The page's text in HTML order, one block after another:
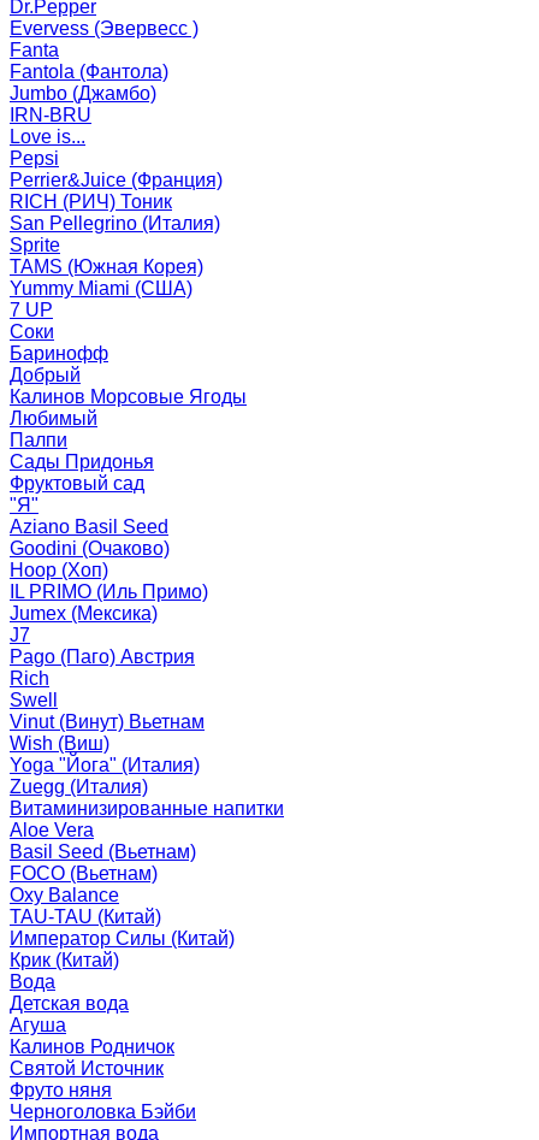
Dr.Pepper
Evervess (Эвервесс )
Fanta
Fantola (Фантола)
Jumbo (Джамбо)
IRN-BRU
Love is...
Pepsi
Perrier&Juice (Франция)
RICH (РИЧ) Тоник
San Pellegrino (Италия)
Sprite
TAMS (Южная Корея)
Yummy Miami (США)
7 UP
Соки
Баринофф
Добрый
Калинов Морсовые Ягоды
Любимый
Палпи
Сады Придонья
Фруктовый сад
"Я"
Aziano Basil Seed
Goodini (Очаково)
Hoop (Хоп)
IL PRIMO (Иль Примо)
Jumex (Мексика)
J7
Pago (Паго) Австрия
Rich
Swell
Vinut (Винут) Вьетнам
Wish (Виш)
Yoga "Йога" (Италия)
Zuegg (Италия)
Витаминизированные напитки
Aloe Vera
Basil Seed (Вьетнам)
FOCO (Вьетнам)
Oxy Balance
TAU-TAU (Китай)
Император Силы (Китай)
Крик (Китай)
Вода
Детская вода
Агуша
Калинов Родничок
Святой Источник
Фруто няня
Черноголовка Бэйби
Импортная вода